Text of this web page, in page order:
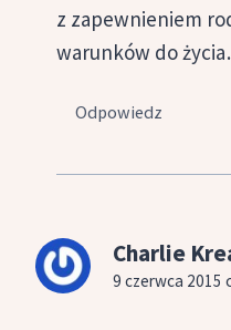
z zapewnieniem
warunków do
Odpowiedz
Charlie
9 czerwca 2015